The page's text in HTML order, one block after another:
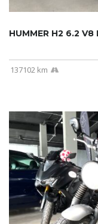
HUMMER H2 6.2 V8
137102 km